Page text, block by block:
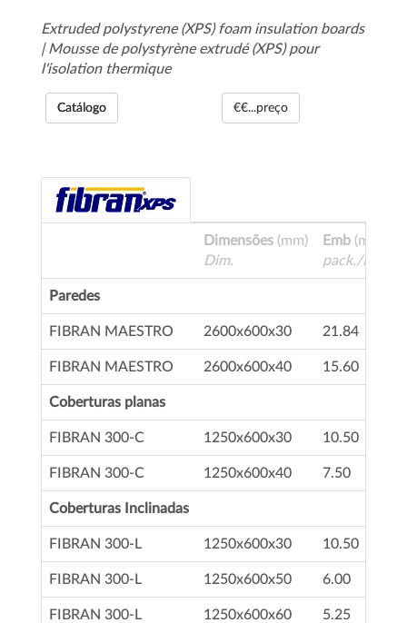
Extruded polystyrene (XPS) foam insulation boards
| Mousse de polystyrène extrudé (XPS) pour
l'isolation thermique
Catálogo €€...preço
Dimensões (mm)
Dim.
Emb (m ²)
pack./
Paredes
FIBRAN MAESTRO 2600x600x30 21.84
FIBRAN MAESTRO 2600x600x40 15.60
Coberturas planas
FIBRAN 300-C 1250x600x30 10.50
FIBRAN 300-C 1250x600x40 7.50
Coberturas Inclinadas
FIBRAN 300-L 1250x600x30 10.50
FIBRAN 300-L 1250x600x50 6.00
FIBRAN 300-L 1250x600x60 5.25